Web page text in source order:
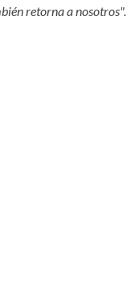
retorna a nosotros".